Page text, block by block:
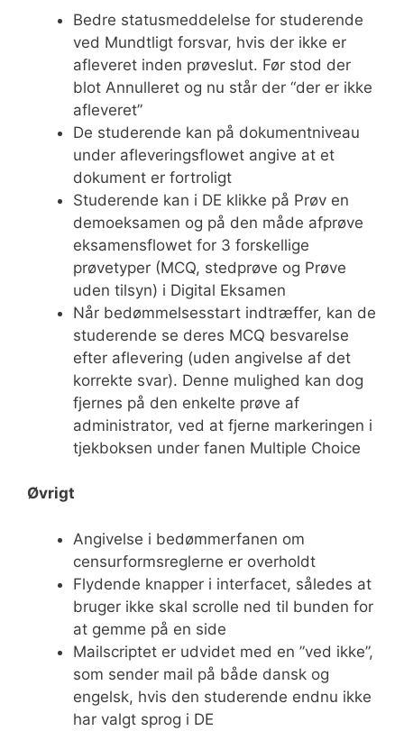
Bedre statusmeddelelse for studerende
ved Mundtligt forsvar, hvis der ikke er
afleveret inden prøveslut. Før stod der
blot Annulleret og nu står der “der er ikke
afleveret”
De studerende kan på dokumentniveau
under afleveringsflowet angive at et
dokument er fortroligt
Studerende kan i DE klikke på Prøv en
demoeksamen og på den måde afprøve
eksamensflowet for 3 forskellige
prøvetyper (MCQ, stedprøve og Prøve
uden tilsyn) i Digital Eksamen
Når bedømmelsesstart indtræffer, kan de
studerende se deres MCQ besvarelse
efter aflevering (uden angivelse af det
korrekte svar). Denne mulighed kan dog
fjernes på den enkelte prøve af
administrator, ved at fjerne markeringen i
tjekboksen under fanen Multiple Choice
Øvrigt
Angivelse i bedømmerfanen om
censurformsreglerne er overholdt
Flydende knapper i interfacet, således at
bruger ikke skal scrolle ned til bunden for
at gemme på en side
Mailscriptet er udvidet med en ”ved ikke”,
som sender mail på både dansk og
engelsk, hvis den studerende endnu ikke
har valgt sprog i DE